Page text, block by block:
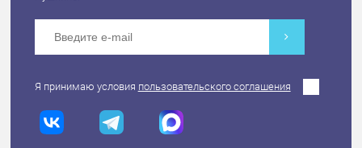
Я принимаю условия пользовательского соглашения